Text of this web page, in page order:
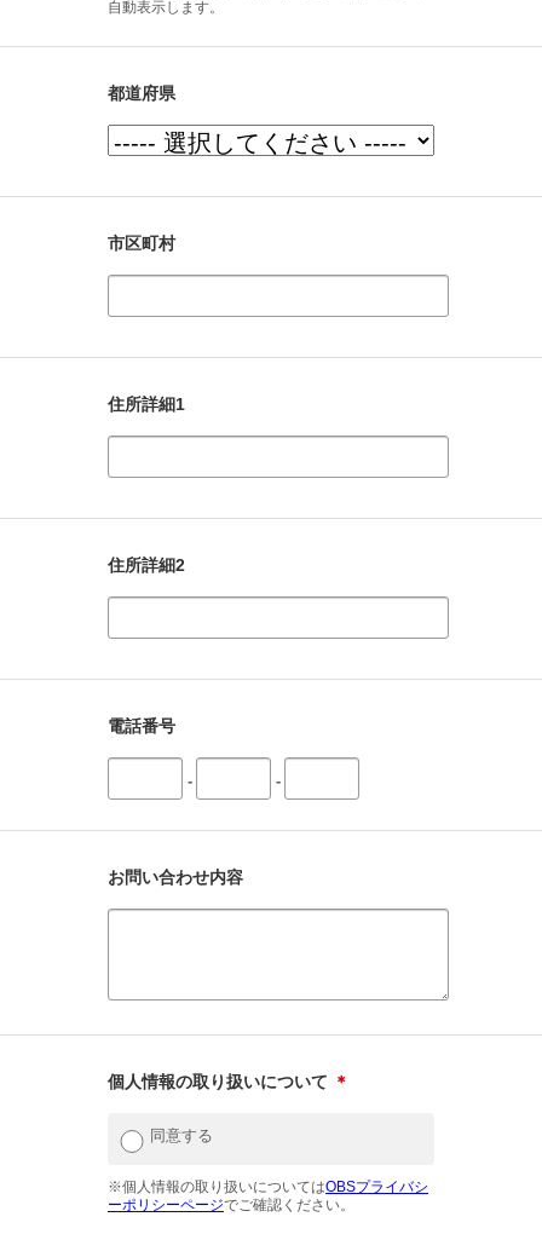
自動表示します。
都道府県
市区町村
住所詳細1
住所詳細2
電話番号
- -
お問い合わせ内容
個人情報の取り扱いについて ＊
同意する
※個人情報の取り扱いについてはOBSプライバシ
ーポリシーページでご確認ください。